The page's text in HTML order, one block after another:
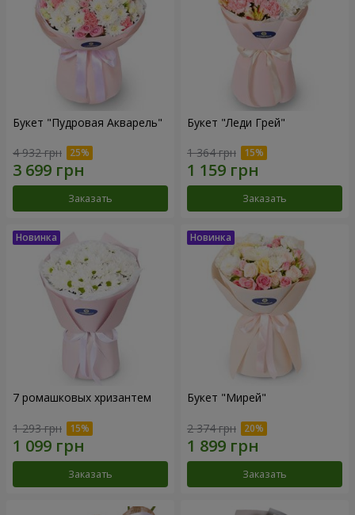
Букет "Пудровая Акварель"
4 932 грн
Заказать
Букет "Леди Грей"
1 364 грн
Заказать
7 ромашковых хризантем
1 293 грн
Заказать
Букет "Мирей"
2 374 грн
Заказать